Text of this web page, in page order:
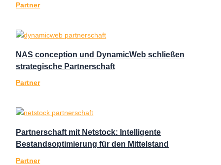
Partner
NAS conception und DynamicWeb schließen
strategische Partnerschaft
Partner
Partnerschaft mit Netstock: Intelligente
Bestandsoptimierung für den Mittelstand
Partner